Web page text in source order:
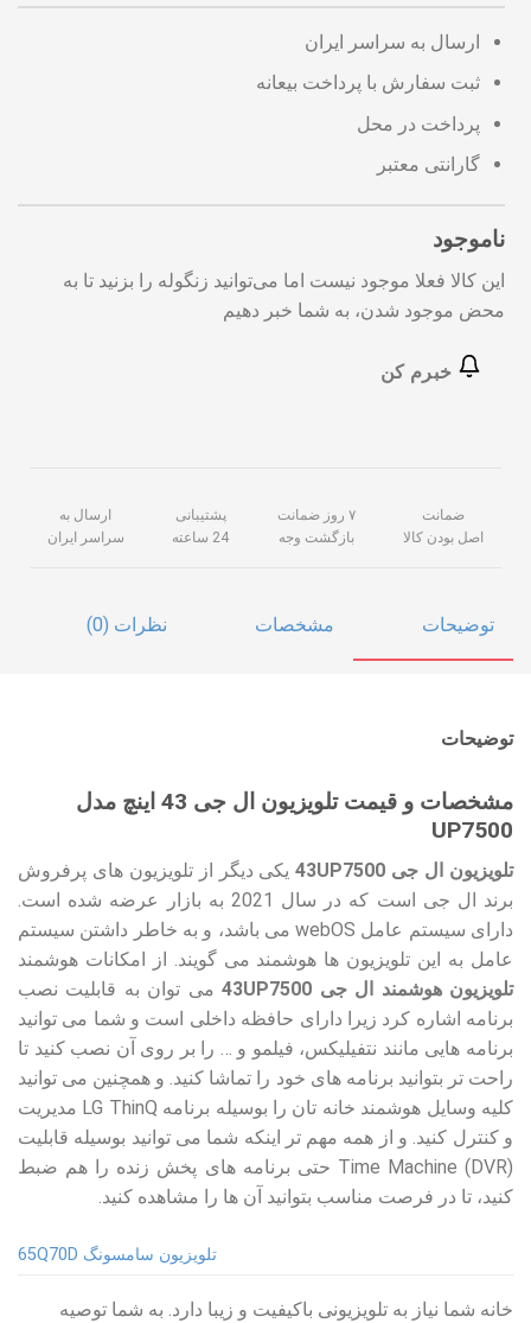
ارسال به سراسر ایران
ثبت سفارش با پرداخت بیعانه
پرداخت در محل
گارانتی معتبر
ناموجود
این کالا فعلا موجود نیست اما می‌توانید زنگوله را بزنید تا به
محض موجود شدن، به شما خبر دهیم
ضمانت
اصل بودن کالا
۷ روز ضمانت
بازگشت وجه
پشتیبانی
24 ساعته
ارسال به
سراسر ایران
توضیحات مشخصات نظرات (0)
توضیحات
مشخصات و قیمت تلویزیون ال جی 43 اینچ مدل
UP7500
تلویزیون ال جی 43UP7500
یکی دیگر از تلویزیون های پرفروش
برند ال جی است که در سال 2021 به بازار عرضه شده است.
دارای سیستم عامل webOS می باشد، و به خاطر داشتن سیستم
عامل به این تلویزیون ها هوشمند می گویند. از امکانات هوشمند
تلویزیون هوشمند ال جی 43UP7500
می توان به قابلیت نصب
برنامه اشاره کرد زیرا دارای حافظه داخلی است و شما می توانید
برنامه هایی مانند نتفیلیکس، فیلمو و … را بر روی آن نصب کنید تا
راحت تر بتوانید برنامه های خود را تماشا کنید. و همچنین می توانید
کلیه وسایل هوشمند خانه تان را بوسیله برنامه LG ThinQ مدیریت
و کنترل کنید. و از همه مهم تر اینکه شما می توانید بوسیله قابلیت
Time Machine (DVR) حتی برنامه های پخش زنده را هم ضبط
کنید، تا در فرصت مناسب بتوانید آن ها را مشاهده کنید.
تلویزیون سامسونگ 65Q70D
خانه شما نیاز به تلویزیونی باکیفیت و زیبا دارد. به شما توصیه